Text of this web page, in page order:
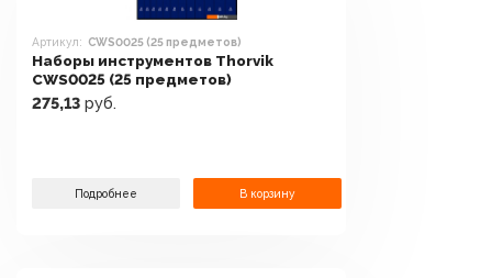
Артикул: CWS0025 (25 предметов)
Наборы инструментов Thorvik
CWS0025 (25 предметов)
275,13 руб.
Подробнее В корзину